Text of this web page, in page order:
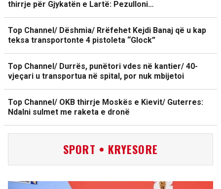
thirrje për Gjykatën e Lartë: Pezulloni…
Top Channel/ Dëshmia/ Rrëfehet Kejdi Banaj që u kap
teksa transportonte 4 pistoleta “Glock”
Top Channel/ Durrës, punëtori vdes në kantier/ 40-
vjeçari u transportua në spital, por nuk mbijetoi
Top Channel/ OKB thirrje Moskës e Kievit/ Guterres:
Ndalni sulmet me raketa e dronë
SPORT • KRYESORE